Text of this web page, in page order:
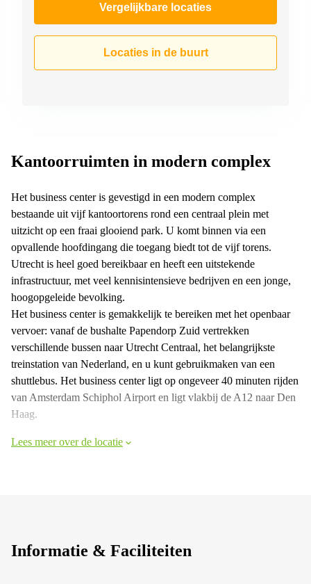
Vergelijkbare locaties
Locaties in de buurt
Kantoorruimten in modern complex
Het business center is gevestigd in een modern complex
bestaande uit vijf kantoortorens rond een centraal plein met
uitzicht op een fraai glooiend park. U komt binnen via een
opvallende hoofdingang die toegang biedt tot de vijf torens.
Utrecht is heel goed bereikbaar en heeft een uitstekende
infrastructuur, met veel kennisintensieve bedrijven en een jonge,
hoogopgeleide bevolking.
Het business center is gemakkelijk te bereiken met het openbaar
vervoer: vanaf de bushalte Papendorp Zuid vertrekken
verschillende bussen naar Utrecht Centraal, het belangrijkste
treinstation van Nederland, en u kunt gebruikmaken van een
shuttlebus. Het business center ligt op ongeveer 40 minuten rijden
van Amsterdam Schiphol Airport en ligt vlakbij de A12 naar Den
Haag.
Lees meer over de locatie
Informatie & Faciliteiten